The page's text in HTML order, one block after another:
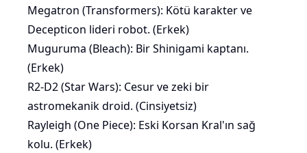
Megatron (Transformers): Kötü karakter ve
Decepticon lideri robot. (Erkek)
Muguruma (Bleach): Bir Shinigami kaptanı.
(Erkek)
R2-D2 (Star Wars): Cesur ve zeki bir
astromekanik droid. (Cinsiyetsiz)
Rayleigh (One Piece): Eski Korsan Kral'ın sağ
kolu. (Erkek)